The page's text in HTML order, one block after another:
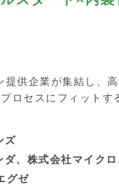
供企業が集結し、
ロセスにフィット
ズ
、株式会社マイク
グゼ